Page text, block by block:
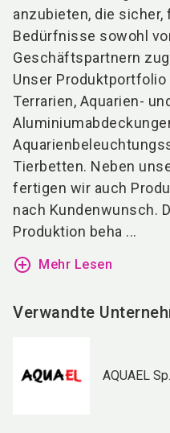
anzubieten, die
Bedürfnisse sowohl
Geschäftspartnern
Unser
Terrarien, Aquarien-
Tierbetten. Neben
fertigen wir auch
nach Kundenwunsch.
Produktion beha ...
add_circle_outline Mehr Lesen
Verwandte
AQUAEL